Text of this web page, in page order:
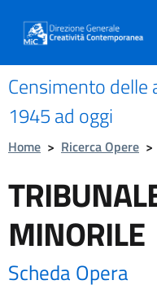
Censimento
1945 ad oggi
Home > Ricerca Opere >
MINORILE
Scheda Opera